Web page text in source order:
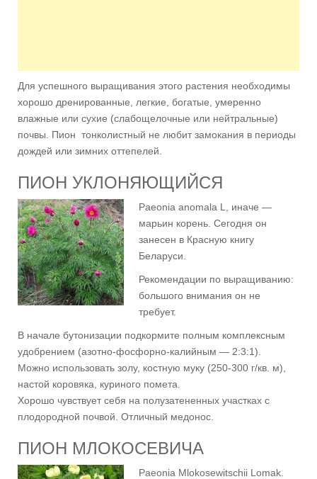
Для успешного выращивания этого растения необходимы
хорошо дренированные, легкие, богатые, умеренно
влажные или сухие (слабощелочные или нейтральные)
почвы. Пион тонколистный не любит замокания в периоды
дождей или зимних оттепелей.
ПИОН УКЛОНЯЮЩИЙСЯ
Paeonia anomala L, иначе —
марьин корень. Сегодня он
занесен в Красную книгу
Беларуси.
Рекомендации по выращиванию:
большого внимания он не
требует.
В начале бутонизации подкормите полным комплексным
удобрением (азотно-фосфорно-калийным — 2:3:1).
Можно использовать золу, костную муку (250-300 г/кв. м),
настой коровяка, куриного помета.
Хорошо чувствует себя на полузатененных участках с
плодородной почвой. Отличный медонос.
ПИОН МЛОКОСЕВИЧА
Paeonia Mlokosewitschii Lomak.